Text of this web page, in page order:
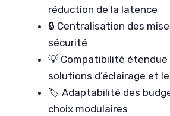
réduction de la latence
🔒 Centralisation des
sécurité
💡 Compatibilité étendue
solutions d’éclairage et
🏷️ Adaptabilité des
choix modulaires